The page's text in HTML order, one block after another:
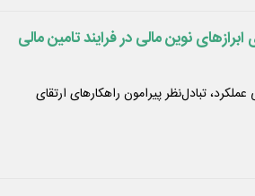
نوین مالی در فرایند تامین مالی
تبادل‌نظر پیرامون راهکارهای ارتقای